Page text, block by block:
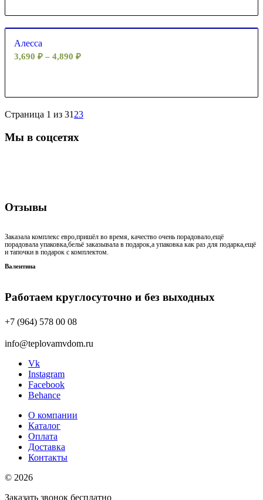
Алесса
3,690 ₽ – 4,890 ₽
Страница 1 из 31 23
Мы в соцсетях
Отзывы
Заказала комплекс евро,пришёл во время, качество очень порадовало,ещё
порадовала упаковка,бельё заказывала в подарок,а упаковка как раз для подарка,ещё
и тапочки в подарок с комплектом.
Валентина
Работаем круглосуточно и без выходных
+7 (964) 578 00 08
info@teplovamvdom.ru
Vk
Instagram
Facebook
Behance
О компании
Каталог
Оплата
Доставка
Контакты
© 2026
Заказать звонок бесплатно